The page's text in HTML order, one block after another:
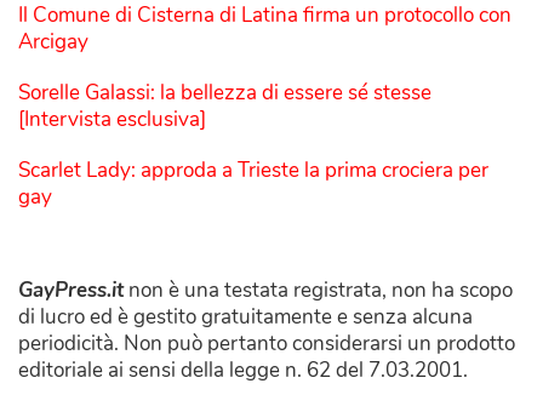
Il Comune di Cisterna di Latina firma un protocollo con
Arcigay
Sorelle Galassi: la bellezza di essere sé stesse
[Intervista esclusiva]
Scarlet Lady: approda a Trieste la prima crociera per
gay
GayPress.itnon è una testata registrata, non ha scopo
di lucro ed è gestito gratuitamente e senza alcuna
periodicità. Non può pertanto considerarsi un prodotto
editoriale ai sensi della legge n. 62 del 7.03.2001.